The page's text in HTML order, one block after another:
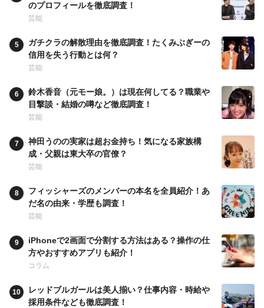
のプロフィールを徹底調査！
芸能
ガチクラの解散理由を徹底調査！たくみぶぎーの
信用を失う行動とは何？
芸能
鈴木香音（元モー娘。）は現在何してる？職業や
目撃談・結婚の噂など徹底調査！
芸能
神田うのの実家は超お金持ち！気になる家族構
成・父親は東大卒の官僚？
芸能
フィッシャーズのメンバーの本名を全員紹介！あ
だ名の由来・学歴も調査！
芸能
iPhoneで2画面で分割する方法はある？操作の仕
方やおすすめアプリも紹介！
コラム
レッドブルガールは美人揃い？仕事内容・時給や
採用条件なども徹底調査！